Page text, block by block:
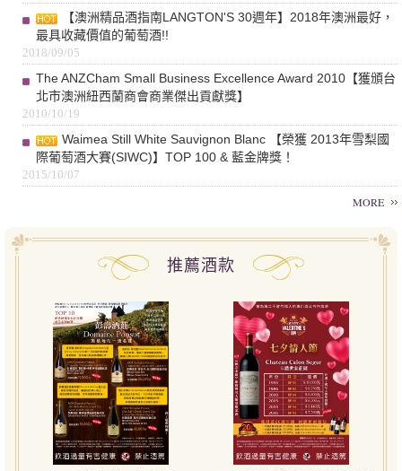
【澳洲精品酒指南LANGTON'S 30週年】2018年澳洲最好，
最具收藏價值的葡萄酒!!
2018/09/05
The ANZCham Small Business Excellence Award 2010【獲頒台
北市澳洲紐西蘭商會商業傑出貢獻獎】
2010/10/19
Waimea Still White Sauvignon Blanc 【榮獲 2013年雪梨國
際葡萄酒大賽(SIWC)】TOP 100 & 藍金牌獎！
2015/10/07
MORE
推薦酒款